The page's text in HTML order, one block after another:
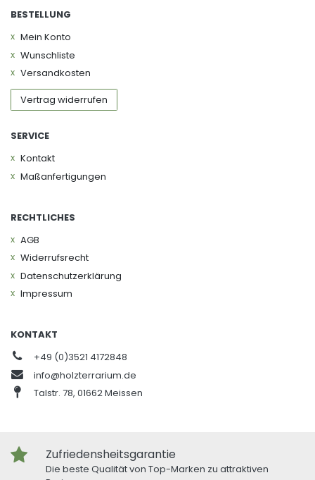
BESTELLUNG
Mein Konto
Wunschliste
Versandkosten
Vertrag widerrufen
SERVICE
Kontakt
Maßanfertigungen
RECHTLICHES
AGB
Widerrufs­recht
Daten­schutz­erklärung
Impressum
KONTAKT
+49 (0)3521 4172848
info@holzterrarium.de
Talstr. 78, 01662 Meissen
Zufriedensheitsgarantie
Die beste Qualität von Top-Marken zu attraktiven